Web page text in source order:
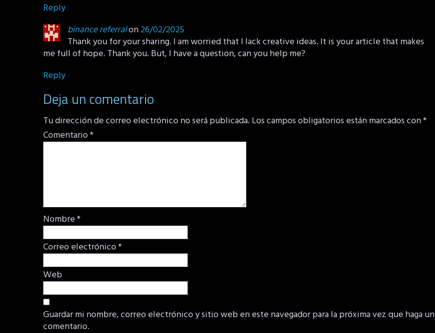
Reply
binance referralon26/02/2025
Thank you for your sharing. I am worried that I lack creative ideas. It is your article that makes
me full of hope. Thank you. But, I have a question, can you help me?
Reply
Deja un comentario
Tu dirección de correo electrónico no será publicada. Los campos obligatorios están marcados con*
Comentario*
Nombre*
Correo electrónico*
Web
Guardar mi nombre, correo electrónico y sitio web en este navegador para la próxima vez que haga un
comentario.